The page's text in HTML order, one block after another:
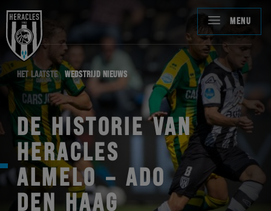
MENU
HET LAATSTE WEDSTRIJD NIEUWS
DE HISTORIE VAN
HERACLES
ALMELO – ADO
DEN HAAG